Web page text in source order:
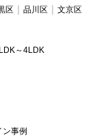
区 品川区 文京区
～4LDK
ン事例